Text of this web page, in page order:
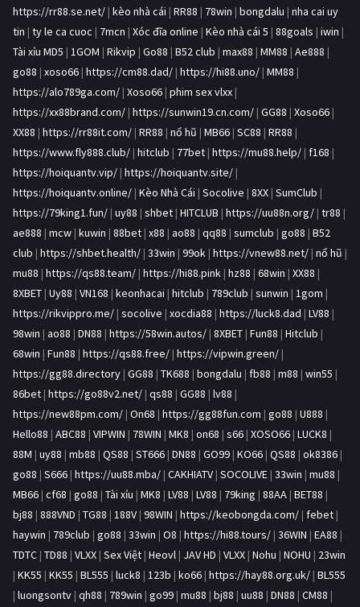
https://rr88.se.net/ | kèo nhà cái | RR88 | 78win | bongdalu | nha cai uy
tin | ty le ca cuoc | 7mcn | Xóc đĩa online | Kèo nhà cái 5 | 88goals | iwin |
Tài xỉu MD5 | 1GOM | Rikvip | Go88 | B52 club | max88 | MM88 | Ae888 |
go88 | xoso66 | https://cm88.dad/ | https://hi88.uno/ | MM88 |
https://alo789ga.com/ | Xoso66 | phim sex vlxx |
https://xx88brand.com/ | https://sunwin19.cn.com/ | GG88 | Xoso66 |
XX88 | https://rr88it.com/ | RR88 | nổ hũ | MB66 | SC88 | RR88 |
https://www.fly888.club/ | hitclub | 77bet | https://mu88.help/ | f168 |
https://hoiquantv.vip/ | https://hoiquantv.site/ |
https://hoiquantv.online/ | Kèo Nhà Cái | Socolive | 8XX | SumClub |
https://79king1.fun/ | uy88 | shbet | HITCLUB | https://uu88n.org/ | tr88 |
ae888 | mcw | kuwin | 88bet | x88 | ao88 | qq88 | sumclub | go88 | B52
club | https://shbet.health/ | 33win | 99ok | https://vnew88.net/ | nổ hũ |
mu88 | https://qs88.team/ | https://hi88.pink | hz88 | 68win | XX88 |
8XBET | Uy88 | VN168 | keonhacai | hitclub | 789club | sunwin | 1gom |
https://rikvippro.me/ | socolive | xocdia88 | https://luck8.dad | LV88 |
98win | ao88 | DN88 | https://58win.autos/ | 8XBET | Fun88 | Hitclub |
68win | Fun88 | https://qs88.free/ | https://vipwin.green/ |
https://gg88.directory | GG88 | TK688 | bongdalu | fb88 | m88 | win55 |
86bet | https://go88v2.net/ | qs88 | GG88 | lv88 |
https://new88pm.com/ | On68 | https://gg88fun.com | go88 | U888 |
Hello88 | ABC88 | VIPWIN | 78WIN | MK8 | on68 | s66 | XOSO66 | LUCK8 |
88M | uy88 | mb88 | QS88 | ST666 | DN88 | GO99 | KO66 | QS88 | ok8386 |
go88 | S666 | https://uu88.mba/ | CAKHIATV | SOCOLIVE | 33win | mu88 |
MB66 | cf68 | go88 | Tài xỉu | MK8 | LV88 | LV88 | 79king | 88AA | BET88 |
bj88 | 888VND | TG88 | 188V | 98WIN | https://keobongda.com/ | febet |
haywin | 789club | go88 | 33win | O8 | https://hi88.tours/ | 36WIN | EA88 |
TDTC | TD88 | VLXX | Sex Việt | Heovl | JAV HD | VLXX | Nohu | NOHU | 23win
| KK55 | KK55 | BL555 | luck8 | 123b | ko66 | https://hay88.org.uk/ | BL555
| luongsontv | qh88 | 789win | go99 | mu88 | bj88 | uu88 | DN88 | CM88 |